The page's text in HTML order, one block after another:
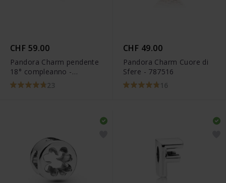
CHF 59.00
Pandora Charm pendente
18° compleanno -
797262CZ 23
CHF 49.00
Pandora Charm Cuore di
Sfere - 787516
16